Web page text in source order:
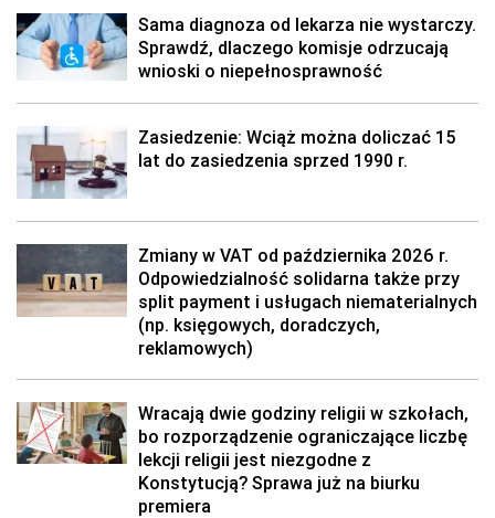
Sama diagnoza od lekarza nie wystarczy.
Sprawdź, dlaczego komisje odrzucają
wnioski o niepełnosprawność
Zasiedzenie: Wciąż można doliczać 15
lat do zasiedzenia sprzed 1990 r.
Zmiany w VAT od października 2026 r.
Odpowiedzialność solidarna także przy
split payment i usługach niematerialnych
(np. księgowych, doradczych,
reklamowych)
Wracają dwie godziny religii w szkołach,
bo rozporządzenie ograniczające liczbę
lekcji religii jest niezgodne z
Konstytucją? Sprawa już na biurku
premiera